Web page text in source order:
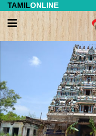
TAMILONLINE